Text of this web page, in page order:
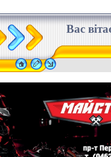
Вас